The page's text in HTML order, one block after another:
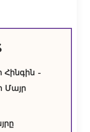
Հինգին –
Մայր